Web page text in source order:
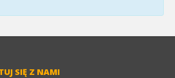
SIĘ Z NAMI